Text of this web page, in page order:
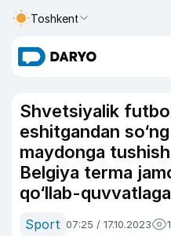
Toshkent
Shvetsiyalik
eshitgandan
maydonga
Belgiya terma
qo‘llab-
Sport 07:25 / 17.10.2023